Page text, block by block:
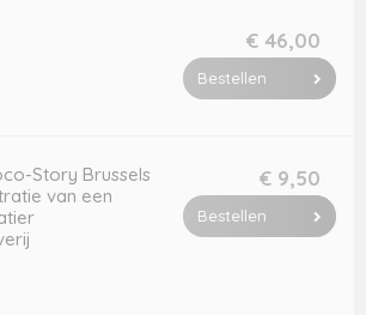
€ 46,00
Bestellen
Story Brussels
van een
€ 9,50
Bestellen